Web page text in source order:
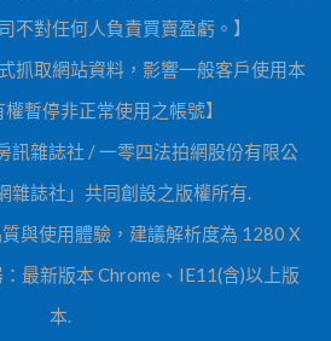
不對任何人負責買賣盈虧。】
抓取網站資料，影響一般客戶使用本
暫停非正常使用之帳號】
雜誌社 / 一零四法拍網股份有限公
雜誌社」共同創設之版權所有.
與使用體驗，建議解析度為 1280 X
最新版本 Chrome、IE11(含)以上版
本.